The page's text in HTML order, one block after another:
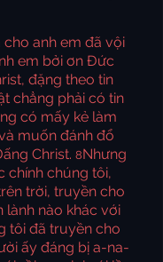
cho anh em đã vội
em bởi ơn Đức
đặng theo tin
chẳng phải có tin
có mấy kẻ làm
muốn đánh đổ
Christ. 8Nhưng
chính chúng tôi,
trời, truyền cho
lành nào khác với
tôi đã truyền cho
ấy đáng bị a-na-